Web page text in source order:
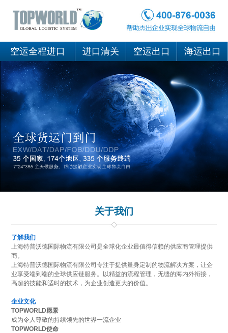
空运全程进口 进口清关 空运出口 海运出口
关于我们
了解我们
上海特普沃德国际物流有限公司是全球化企业最值得信赖的供应商管理提供
商。
上海特普沃德国际物流有限公司专注于提供量身定制的物流解决方案，让企
业享受端到端的全球供应链服务。以精益的流程管理，无缝的海内外衔接，
高超的技能和适时的技术，为企业创造更大的价值。
企业文化
TOPWORLD愿景
成为令人尊敬的持续领先的世界一流企业
TOPWORLD使命